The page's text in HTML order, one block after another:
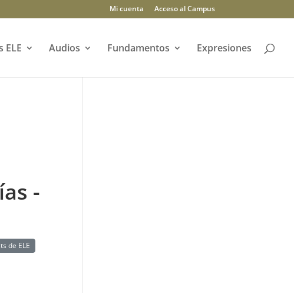
Mi cuenta Acceso al Campus
ELE Audios Fundamentos Expresiones
-
de ELE